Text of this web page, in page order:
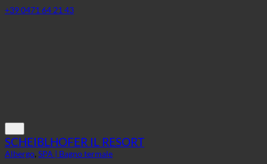
+39 0471 64 21 43
SCHEIBLHOFER IL RESORT
Albergo, SPA | Bagno termale